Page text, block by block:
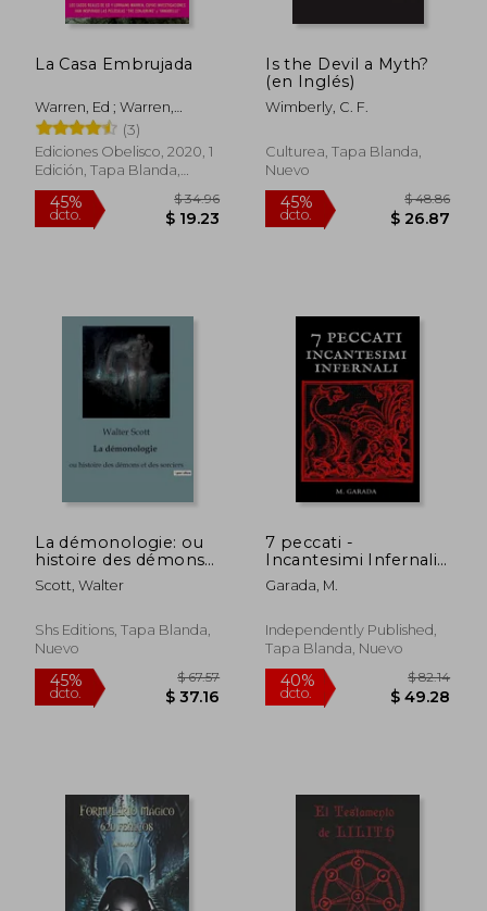
45%
dcto. $ 26.74
La Casa Embrujada
Warren, Ed ; Warren,
Lorraine
(3)
Ediciones Obelisco, 2020, 1
Edición, Tapa Blanda,
Nuevo
45%
dcto. $ 19.23
Is the Devil a Myth?
(en Inglés)
Wimberly, C. F.
Culturea, Tapa Blanda,
Nuevo
45%
dcto. $
La démonologie: ou
histoire des démons
et des sorciers (en
Francés)
Scott, Walter
Shs Editions, Tapa Blanda,
Nuevo
7 peccati -
Incantesimi Infernali:
trasforma le tue
debolezze nella più
(en Italiano)
Garada, M.
Independently Published,
Tapa Blanda, Nuevo